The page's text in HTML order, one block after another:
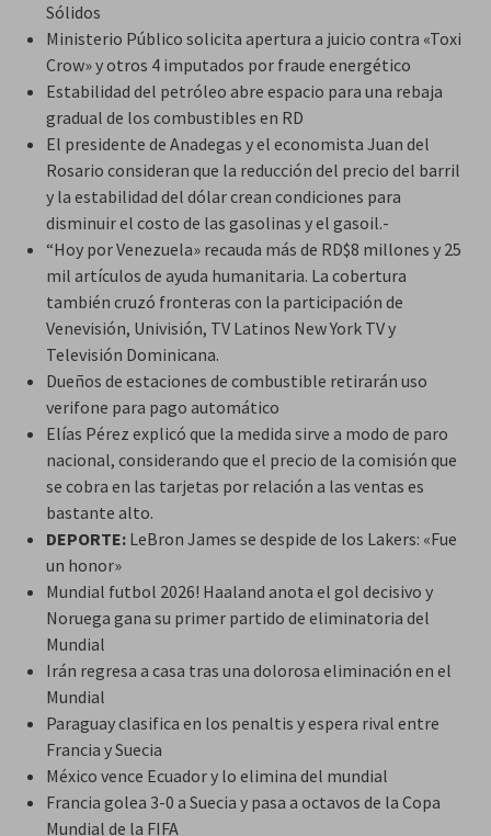
Sólidos
Ministerio Público solicita apertura a juicio contra «Toxi
Crow» y otros 4 imputados por fraude energético
Estabilidad del petróleo abre espacio para una rebaja
gradual de los combustibles en RD
El presidente de Anadegas y el economista Juan del
Rosario consideran que la reducción del precio del barril
y la estabilidad del dólar crean condiciones para
disminuir el costo de las gasolinas y el gasoil.-
“Hoy por Venezuela» recauda más de RD$8 millones y 25
mil artículos de ayuda humanitaria. La cobertura
también cruzó fronteras con la participación de
Venevisión, Univisión, TV Latinos New York TV y
Televisión Dominicana.
Dueños de estaciones de combustible retirarán uso
verifone para pago automático
Elías Pérez explicó que la medida sirve a modo de paro
nacional, considerando que el precio de la comisión que
se cobra en las tarjetas por relación a las ventas es
bastante alto.
DEPORTE:LeBron James se despide de los Lakers: «Fue
un honor»
Mundial futbol 2026! Haaland anota el gol decisivo y
Noruega gana su primer partido de eliminatoria del
Mundial
Irán regresa a casa tras una dolorosa eliminación en el
Mundial
Paraguay clasifica en los penaltis y espera rival entre
Francia y Suecia
México vence Ecuador y lo elimina del mundial
Francia golea 3-0 a Suecia y pasa a octavos de la Copa
Mundial de la FIFA